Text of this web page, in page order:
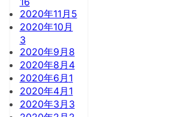
2020年11月 5
2020年10月
3
2020年9月 8
2020年8月 4
2020年6月 1
2020年4月 1
2020年3月 3